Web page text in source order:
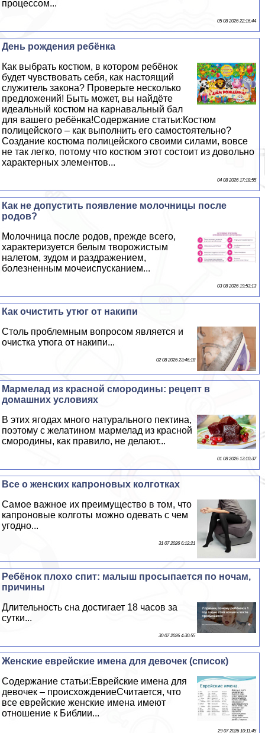
процессом...
05 08 2026 22:16:44
День рождения ребёнка
Как выбрать костюм, в котором ребёнок
будет чувствовать себя, как настоящий
служитель закона? Проверьте несколько
предложений! Быть может, вы найдёте
идеальный костюм на карнавальный бал
для вашего ребёнка!Содержание статьи:Костюм
полицейского – как выполнить его самостоятельно?
Создание костюма полицейского своими силами, вовсе
не так легко, потому что костюм этот состоит из довольно
хаpaктерных элементов...
04 08 2026 17:18:55
Как не допустить появление молочницы после
родов?
Молочница после родов, прежде всего,
хаpaктеризуется белым творожистым
налетом, зудом и раздражением,
болезненным мочеиспусканием...
03 08 2026 19:53:13
Как очистить утюг от накипи
Столь проблемным вопросом является и
очистка утюга от накипи...
02 08 2026 23:46:18
Мармелад из красной смородины: рецепт в
домашних условиях
В этих ягодах много натурального пектина,
поэтому с желатином мармелад из красной
смородины, как правило, не делают...
01 08 2026 13:10:37
Все о женских капроновых колготках
Самое важное их преимущество в том, что
капроновые колготы можно одевать с чем
угодно...
31 07 2026 6:12:21
Ребёнок плохо спит: малыш просыпается по ночам,
причины
Длительность сна достигает 18 часов за
сутки...
30 07 2026 4:30:55
Женские еврейские имена для девочек (список)
Содержание статьи:Еврейские имена для
девочек – происхождениеСчитается, что
все еврейские женские имена имеют
отношение к Библии...
29 07 2026 10:11:45